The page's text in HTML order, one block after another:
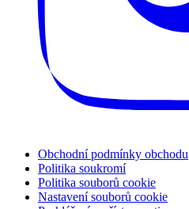
Obchodní podmínky obchodu
Politika soukromí
Politika souborů cookie
Nastavení souborů cookie